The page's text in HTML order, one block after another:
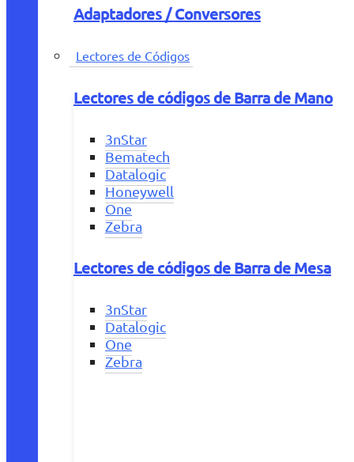
Adaptadores / Conversores
Lectores de Códigos
Lectores de códigos de Barra de Mano
3nStar
Bematech
Datalogic
Honeywell
One
Zebra
Lectores de códigos de Barra de Mesa
3nStar
Datalogic
One
Zebra